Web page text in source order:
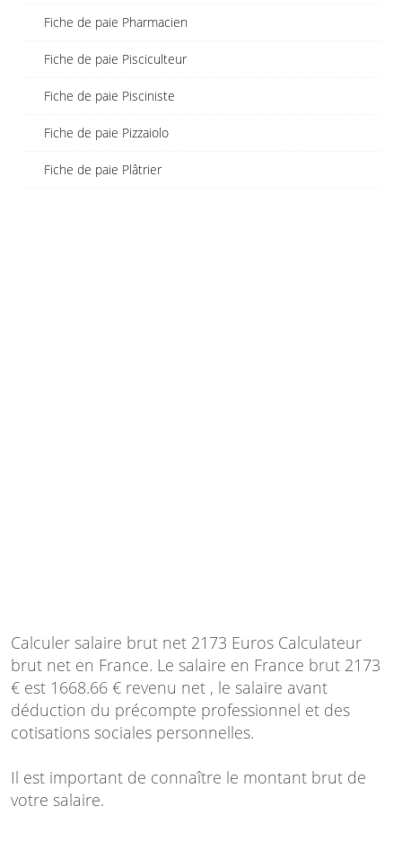
Fiche de paie Pharmacien
Fiche de paie Pisciculteur
Fiche de paie Pisciniste
Fiche de paie Pizzaiolo
Fiche de paie Plâtrier
Calculer salaire brut net 2173 Euros Calculateur
brut net en France. Le salaire en France brut 2173
€ est 1668.66 € revenu net , le salaire avant
déduction du précompte professionnel et des
cotisations sociales personnelles.
Il est important de connaître le montant brut de
votre salaire.